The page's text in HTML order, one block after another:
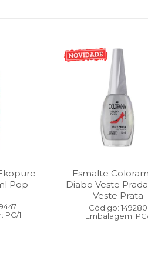
Pop
PC/1
Esmalte
Diabo Veste
Veste Prata
Código: 149280
Embalagem: PC/